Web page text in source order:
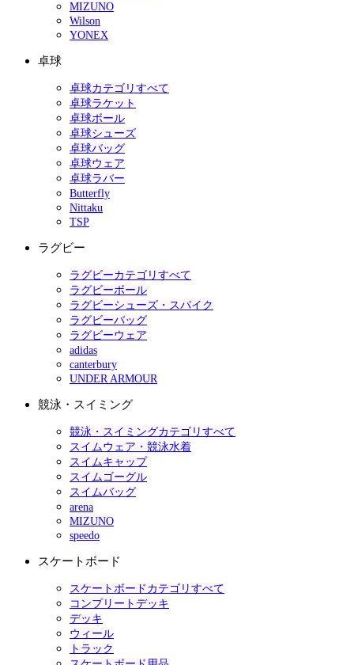
MIZUNO
Wilson
YONEX
卓球
卓球カテゴリすべて
卓球ラケット
卓球ボール
卓球シューズ
卓球バッグ
卓球ウェア
卓球ラバー
Butterfly
Nittaku
TSP
ラグビー
ラグビーカテゴリすべて
ラグビーボール
ラグビーシューズ・スパイク
ラグビーバッグ
ラグビーウェア
adidas
canterbury
UNDER ARMOUR
競泳・スイミング
競泳・スイミングカテゴリすべて
スイムウェア・競泳水着
スイムキャップ
スイムゴーグル
スイムバッグ
arena
MIZUNO
speedo
スケートボード
スケートボードカテゴリすべて
コンプリートデッキ
デッキ
ウィール
トラック